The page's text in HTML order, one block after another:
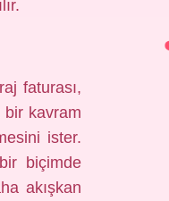
faturası,
bir kavram
ister.
biçimde
akışkan